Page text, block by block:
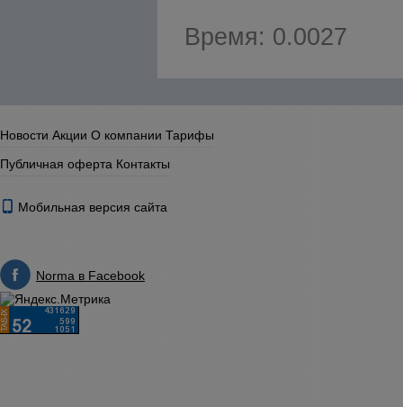
Время: 0.0027
Новости Акции О компании Тарифы
Публичная оферта Контакты
Мобильная версия сайта
Norma в Facebook